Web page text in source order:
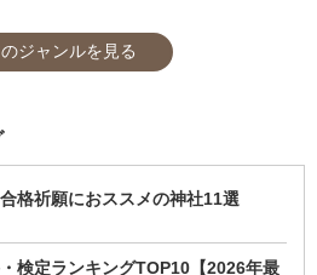
ジャンルを見る
格祈願におススメの神社11選
検定ランキングTOP10【2026年最